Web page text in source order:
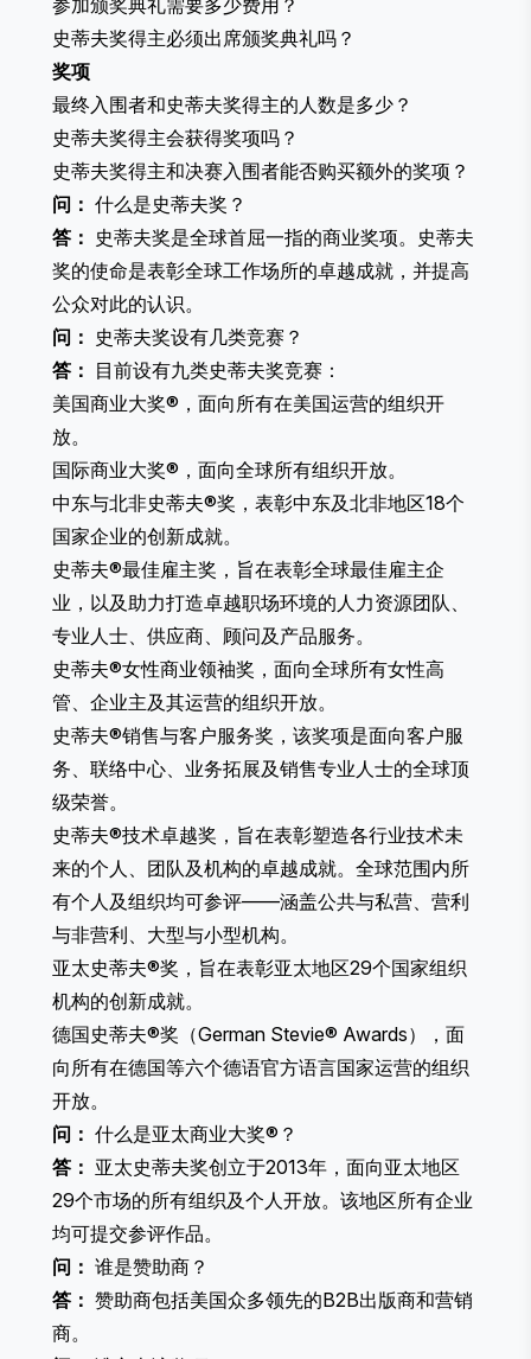
史蒂夫奖得主必须出席颁奖典礼吗？
奖项
最终入围者和史蒂夫奖得主的人数是多少？
史蒂夫奖得主会获得奖项吗？
史蒂夫奖得主和决赛入围者能否购买额外的奖项？
问： 什么是史蒂夫奖？
答： 史蒂夫奖是全球首屈一指的商业奖项。史蒂夫
奖的使命是表彰全球工作场所的卓越成就，并提高
公众对此的认识。
问： 史蒂夫奖设有几类竞赛？
答： 目前设有九类史蒂夫奖竞赛：
美国商业大奖® ，面向所有在美国运营的组织开
放。
国际商业大奖® ，面向全球所有组织开放。
中东与北非史蒂夫®奖 ，表彰中东及北非地区18个
国家企业的创新成就。
史蒂夫®最佳雇主奖 ，旨在表彰全球最佳雇主企
业，以及助力打造卓越职场环境的人力资源团队、
专业人士、供应商、顾问及产品服务。
史蒂夫®女性商业领袖奖 ，面向全球所有女性高
管、企业主及其运营的组织开放。
史蒂夫®销售与客户服务奖 ，该奖项是面向客户服
务、联络中心、业务拓展及销售专业人士的全球顶
级荣誉。
史蒂夫®技术卓越奖，旨在表彰塑造各行业技术未
来的个人、团队及机构的卓越成就。全球范围内所
有个人及组织均可参评——涵盖公共与私营、营利
与非营利、大型与小型机构。
亚太史蒂夫®奖 ，旨在表彰亚太地区29个国家组织
机构的创新成就。
德国史蒂夫®奖（German Stevie® Awards），面
向所有在德国等六个德语官方语言国家运营的组织
开放。
问： 什么是亚太商业大奖®？
答： 亚太史蒂夫奖创立于2013年，面向亚太地区
29个市场的所有组织及个人开放。该地区所有企业
均可提交参评作品。
问： 谁是赞助商？
答： 赞助商包括美国众多领先的B2B出版商和营销
商。